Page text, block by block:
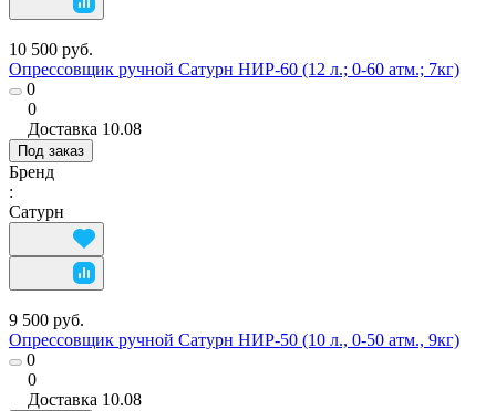
10 500 руб.
Опрессовщик ручной Сатурн НИР-60 (12 л.; 0-60 атм.; 7кг)
0
0
Доставка 10.08
Под заказ
Бренд
:
Сатурн
9 500 руб.
Опрессовщик ручной Сатурн НИР-50 (10 л., 0-50 атм., 9кг)
0
0
Доставка 10.08